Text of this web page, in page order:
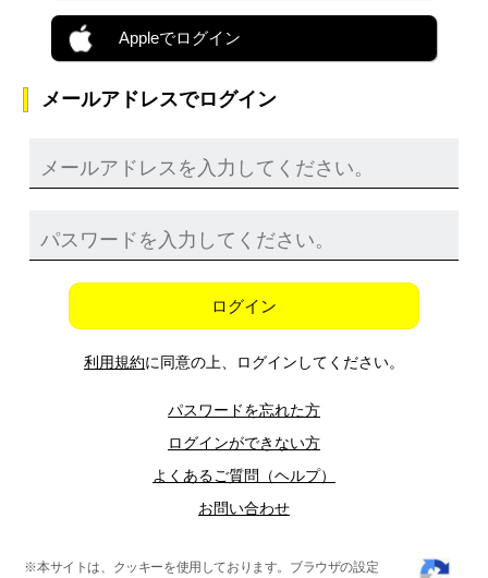
Appleでログイン
メールアドレスでログイン
ログイン
利用規約に同意の上、ログインしてください。
パスワードを忘れた方
ログインができない方
よくあるご質問（ヘルプ）
お問い合わせ
※本サイトは、クッキーを使用しております。ブラウザの設定